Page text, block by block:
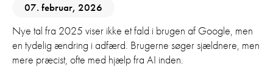
07. februar, 2026
Nye tal fra 2025 viser ikke et fald i brugen af Google, men
en tydelig ændring i adfærd. Brugerne søger sjældnere, men
mere præcist, ofte med hjælp fra AI inden.